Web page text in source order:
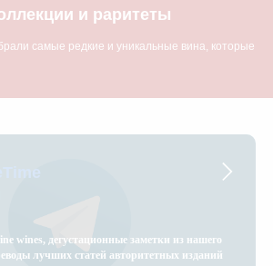
и раритеты
самые редкие и уникальные вина, которые
wines, дегустационные заметки из нашего
лучших статей авторитетных изданий